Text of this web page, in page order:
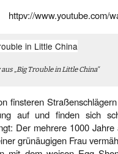
httpv://www.youtube.com/
„Big Trouble in Little China“
finsteren
auf und finden sich
Der mehrere 1000
grünäugigen Frau